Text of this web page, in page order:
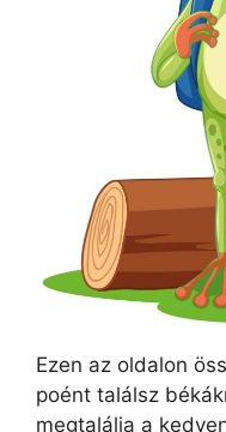
Ezen az oldalon
poént találsz
megtalálja a